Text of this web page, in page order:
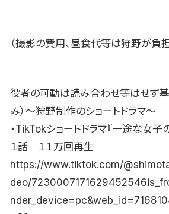
（撮影の費用、昼食代等は狩野が負担
役者の可動は読み合わせ等はせず
み）〜狩野制作のショートドラマ〜
・TikTokショートドラマ『一途な女子
１話 １１万回再生
https://www.tiktok.com/
deo/